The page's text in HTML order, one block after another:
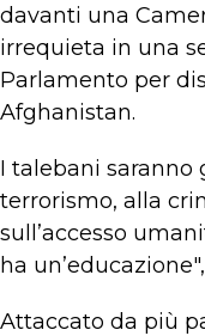
davanti una
irrequieta in una
Parlamento per
Afghanistan.
I talebani saranno
terrorismo, alla
sull’accesso
ha
Attaccato da più